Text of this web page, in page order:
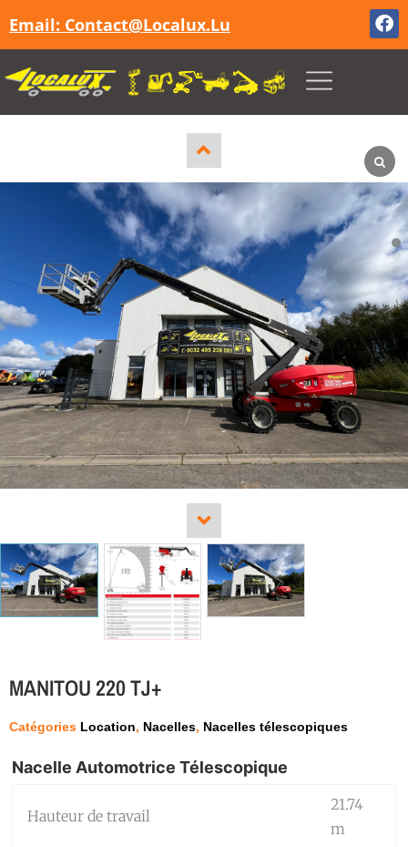
Email: Contact@localux.lu
MANITOU 220 TJ+
Catégories Location, Nacelles, Nacelles télescopiques
Nacelle Automotrice Télescopique
Hauteur de travail
21.74
m